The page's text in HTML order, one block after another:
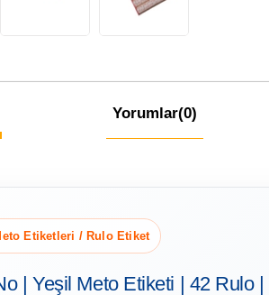
Yorumlar(0)
Etiketleri / Rulo Etiket
| Yeşil Meto Etiketi | 42 Rulo |